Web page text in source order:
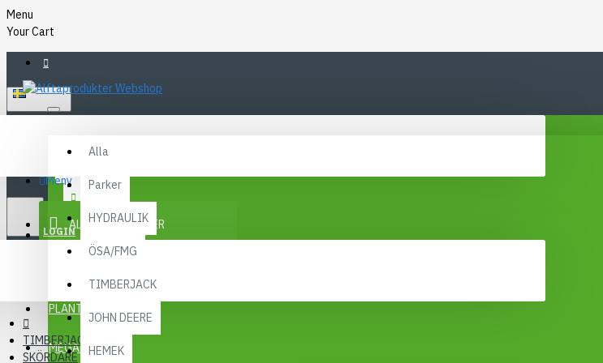
Menu
Your Cart
SEK
Alla
Parker
HYDRAULIK
ÖSA/FMG
TIMBERJACK
JOHN DEERE
HEMEK
KONTAKT
Meny
ALLA KATEGORIER
PLANTMA X
MEGA MENY
LOGIN
REGISTER
TIMBERJACK
SKÖRDARE